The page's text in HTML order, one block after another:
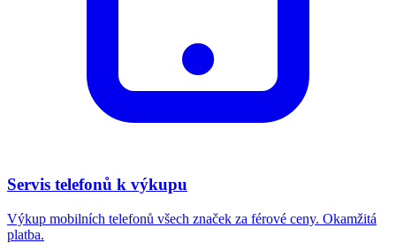
Servis telefonů k výkupu
Výkup mobilních telefonů všech značek za férové ceny. Okamžitá
platba.